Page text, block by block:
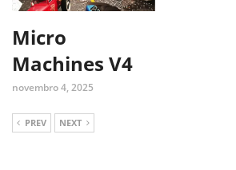
Micro
Machines V4
novembro 4, 2025
PREV NEXT